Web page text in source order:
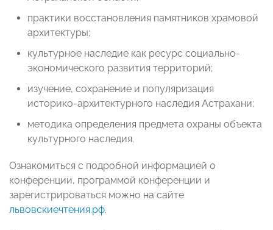
практики восстановления памятников храмовой
архитектуры;
культурное наследие как ресурс социально-
экономического развития территорий;
изучение, сохранение и популяризация
историко-архитектурного наследия Астрахани;
методика определения предмета охраны объекта
культурного наследия.
Ознакомиться с подробной информацией о
конференции, программой конференции и
зарегистрироваться можно на сайте
львовскиечтения.рф.